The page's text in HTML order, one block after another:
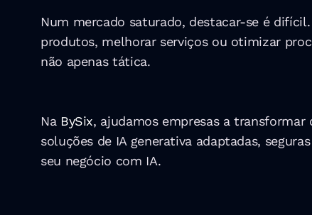
Num mercado saturado, destacar-se é
produtos, melhorar serviços ou otimizar
não apenas tática.
Na BySix, ajudamos empresas a
soluções de IA generativa adaptadas,
seu negócio com IA.